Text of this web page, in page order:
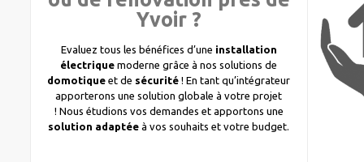
Yvoir ?
Evaluez tous les bénéfices d’une installation
électrique moderne grâce à nos solutions de
domotique et de sécurité ! En tant qu’intégrateur
apporterons une solution globale à votre projet
! Nous étudions vos demandes et apportons une
solution adaptéeà vos souhaits et votre budget.